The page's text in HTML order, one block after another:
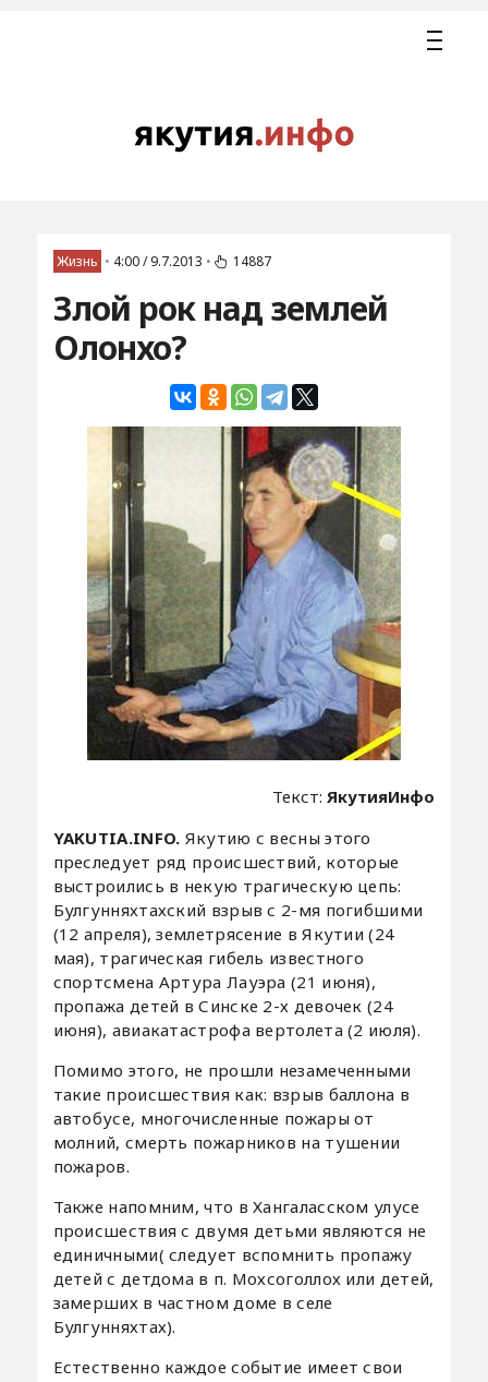
Жизнь • 4:00 / 9.7.2013 • 14887
Злой рок над землей
Олонхо?
Текст:ЯкутияИнфо
YAKUTIA.INFO. Якутию с весны этого
преследует ряд происшествий, которые
выстроились в некую трагическую цепь:
Булгунняхтахский взрыв с 2-мя погибшими
(12 апреля), землетрясение в Якутии (24
мая), трагическая гибель известного
спортсмена Артура Лауэра (21 июня),
пропажа детей в Синске 2-х девочек (24
июня), авиакатастрофа вертолета (2 июля).
Помимо этого, не прошли незамеченными
такие происшествия как: взрыв баллона в
автобусе, многочисленные пожары от
молний, смерть пожарников на тушении
пожаров.
Также напомним, что в Хангаласском улусе
происшествия с двумя детьми являются не
единичными( следует вспомнить пропажу
детей с детдома в п. Мохсоголлох или детей,
замерших в частном доме в селе
Булгунняхтах).
Естественно каждое событие имеет свои